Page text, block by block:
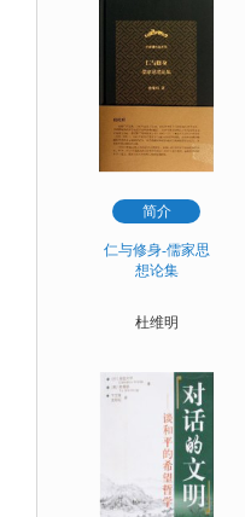
简介
仁与修身-儒家思
想论集
杜维明